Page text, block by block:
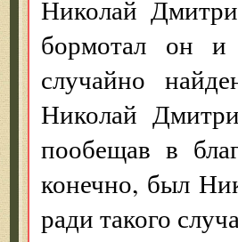
Николай
бормотал он и
случайно
Николай
пообещав в
конечно, был
ради такого